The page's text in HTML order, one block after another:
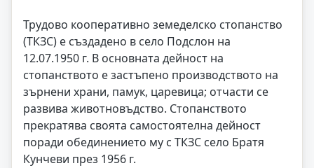
Трудово кооперативно земеделско стопанство
(ТКЗС) е създадено в село Подслон на
12.07.1950 г. В основната дейност на
стопанството е застъпено производството на
зърнени храни, памук, царевица; отчасти се
развива животновъдство. Стопанството
прекратява своята самостоятелна дейност
поради обединението му с ТКЗС село Братя
Кунчеви през 1956 г.